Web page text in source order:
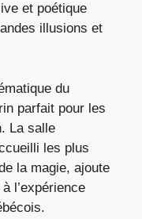
et poétique
illusions et
du
parfait pour les
La salle
les plus
la magie, ajoute
l’expérience